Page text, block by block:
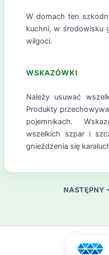
W domach ten
kuchni, w środowisku
wilgoci.
WSKAZÓWKI
Należy usuwać
Produkty
pojemnikach.
wszelkich szpar i
gnieżdżenia się
NASTĘPNY